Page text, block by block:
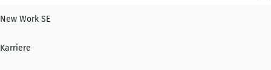
New Work SE
Karriere